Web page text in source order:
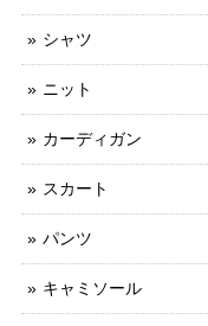
シャツ
ニット
カーディガン
スカート
パンツ
キャミソール